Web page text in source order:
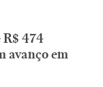
474
avanço em